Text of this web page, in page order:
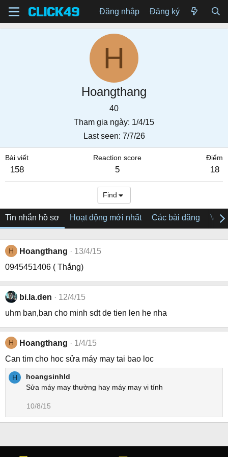
Đăng nhập Đăng ký
H
Hoangthang
40
Tham gia ngày 1/4/15
Last seen 7/7/26
Bài viết
158
Reaction score
5
Điểm
18
Find
Tin nhắn hồ sơ Hoạt động mới nhất Các bài đăng Về
H Hoangthang
13/4/15
0945451406 ( Thắng)
bi.la.den
12/4/15
uhm ban,ban cho minh sdt de tien len he nha
H Hoangthang
1/4/15
Can tim cho hoc sửa máy may tai bao loc
H
hoangsinhld
Sửa máy may thường hay máy may vi tính
10/8/15